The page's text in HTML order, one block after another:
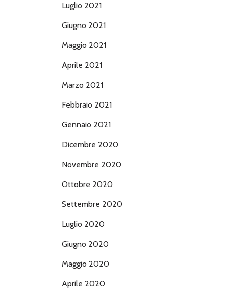
Luglio 2021
Giugno 2021
Maggio 2021
Aprile 2021
Marzo 2021
Febbraio 2021
Gennaio 2021
Dicembre 2020
Novembre 2020
Ottobre 2020
Settembre 2020
Luglio 2020
Giugno 2020
Maggio 2020
Aprile 2020